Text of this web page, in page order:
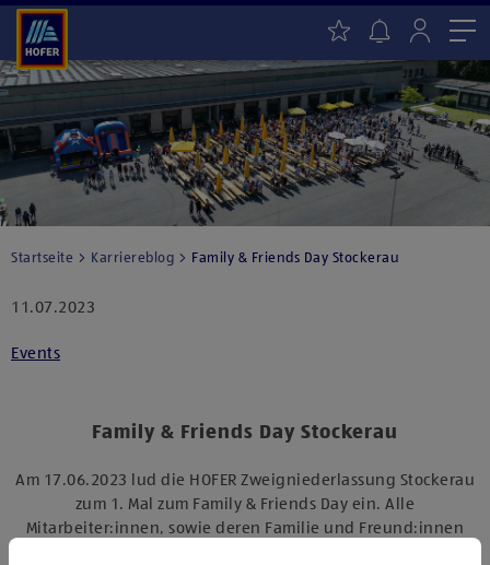
Startseite Karriereblog Family & Friends Day Stockerau
11.07.2023
Events
Family & Friends Day Stockerau
Am 17.06.2023 lud die HOFER Zweigniederlassung Stockerau
zum 1. Mal zum Family & Friends Day ein. Alle
Mitarbeiter:innen, sowie deren Familie und Freund:innen